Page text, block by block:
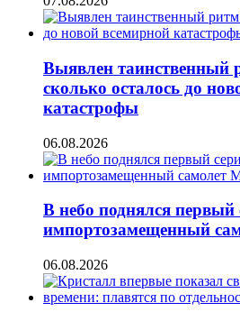
Выявлен таинственный
сколько осталось до
катастрофы
06.08.2026
В небо поднялся
импортозамещенный
06.08.2026